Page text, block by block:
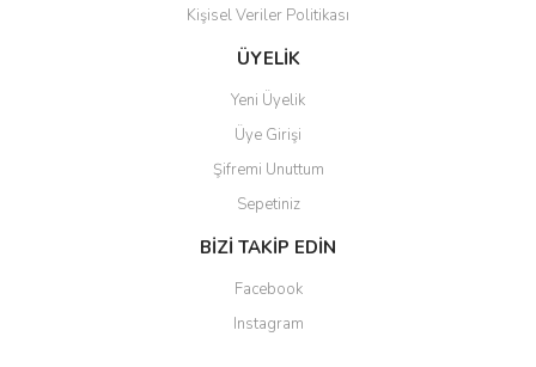
Kişisel Veriler Politikası
ÜYELİK
Yeni Üyelik
Üye Girişi
Şifremi Unuttum
Sepetiniz
BİZİ TAKİP EDİN
Facebook
Instagram